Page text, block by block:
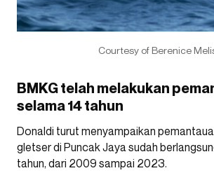
Courtesy of Berenice
BMKG telah melakukan
selama 14 tahun
Donaldi turut menyampaikan
gletser di Puncak Jaya sudah
tahun, dari 2009 sampai 2023.